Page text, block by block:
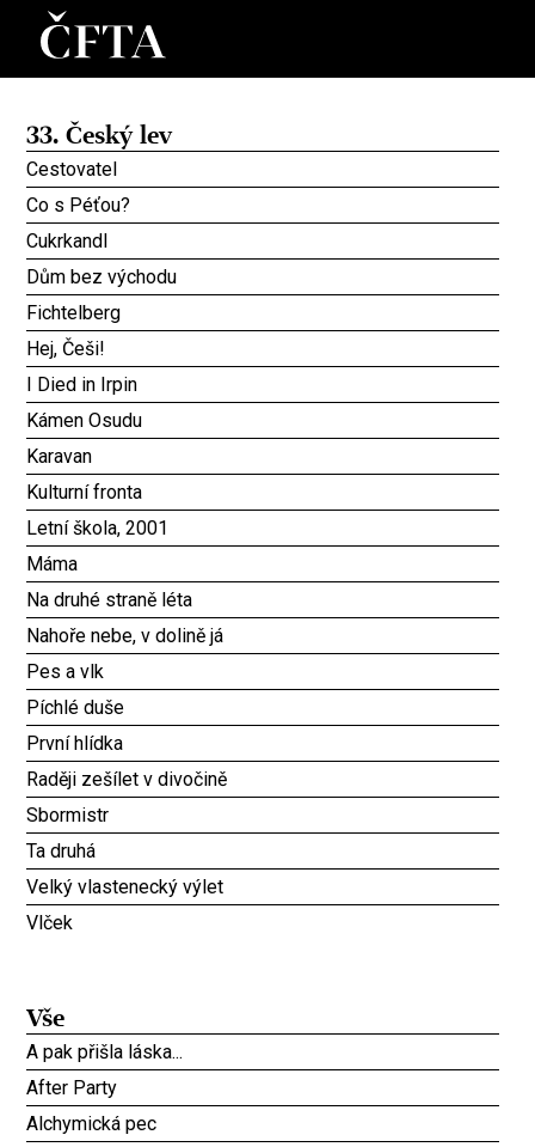
33. Český lev
Cestovatel
Co s Péťou?
Cukrkandl
Dům bez východu
Fichtelberg
Hej, Češi!
I Died in Irpin
Kámen Osudu
Karavan
Kulturní fronta
Letní škola, 2001
Máma
Na druhé straně léta
Nahoře nebe, v dolině já
Pes a vlk
Píchlé duše
První hlídka
Raději zešílet v divočině
Sbormistr
Ta druhá
Velký vlastenecký výlet
Vlček
Vše
A pak přišla láska...
After Party
Alchymická pec